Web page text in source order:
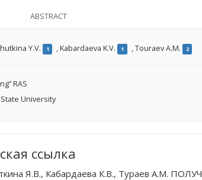
ABSTRACT
Y.V. 1 ,Kabardaeva K.V. 1 ,Touraev A.M. 2
RAS
University
ссылка
Я.В., Кабардаева К.В., Тураев А.М.